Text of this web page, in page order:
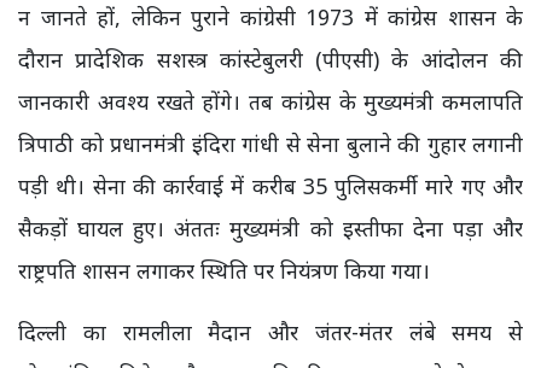
न जानते हों, लेकिन पुराने कांग्रेसी 1973 में कांग्रेस शासन के
दौरान प्रादेशिक सशस्त्र कांस्टेबुलरी (पीएसी) के आंदोलन की
जानकारी अवश्य रखते होंगे। तब कांग्रेस के मुख्यमंत्री कमलापति
त्रिपाठी को प्रधानमंत्री इंदिरा गांधी से सेना बुलाने की गुहार लगानी
पड़ी थी। सेना की कार्रवाई में करीब 35 पुलिसकर्मी मारे गए और
सैकड़ों घायल हुए। अंततः मुख्यमंत्री को इस्तीफा देना पड़ा और
राष्ट्रपति शासन लगाकर स्थिति पर नियंत्रण किया गया।
दिल्ली का रामलीला मैदान और जंतर-मंतर लंबे समय से